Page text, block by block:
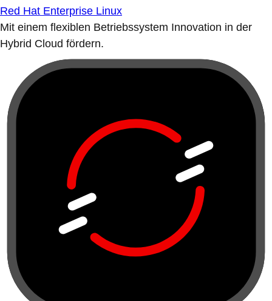
Red Hat Enterprise Linux
Mit einem flexiblen Betriebssystem Innovation in der
Hybrid Cloud fördern.